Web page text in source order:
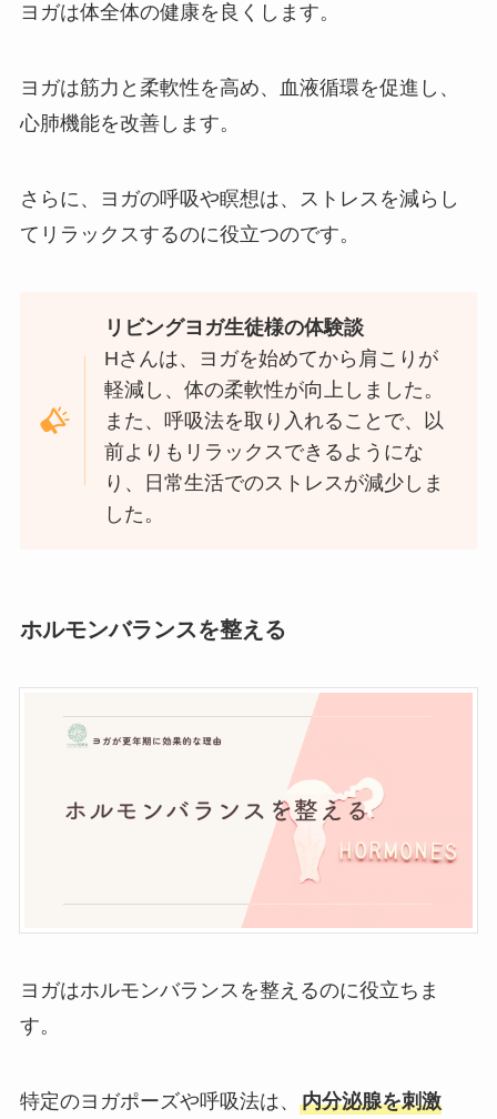
ヨガは体全体の健康を良くします。
ヨガは筋力と柔軟性を高め、血液循環を促進し、
心肺機能を改善します。
さらに、ヨガの呼吸や瞑想は、ストレスを減らし
てリラックスするのに役立つのです。
リビングヨガ生徒様の体験談
Hさんは、ヨガを始めてから肩こりが
軽減し、体の柔軟性が向上しました。
また、呼吸法を取り入れることで、以
前よりもリラックスできるようにな
り、日常生活でのストレスが減少しま
した。
ホルモンバランスを整える
ヨガはホルモンバランスを整えるのに役立ちま
す。
特定のヨガポーズや呼吸法は、 内分泌腺を刺激